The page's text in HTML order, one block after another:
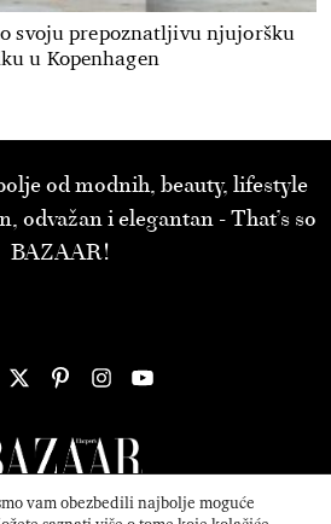
svoju prepoznatljivu njujoršku
u Kopenhagen
od modnih, beauty, lifestyle
odvažan i elegantan - That’s so
BAZAAR!
vam obezbedili najbolje moguće